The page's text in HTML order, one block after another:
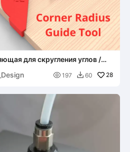
для скругления углов /
(мм)
 197  60 28